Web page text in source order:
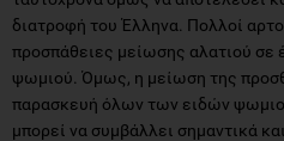
διατροφή του Έλληνα. Πολλοί
προσπάθειες μείωσης αλατιού σε
ψωμιού. Όμως, η μείωση της
παρασκευή όλων των ειδών
μπορεί να συμβάλλει σημαντικά